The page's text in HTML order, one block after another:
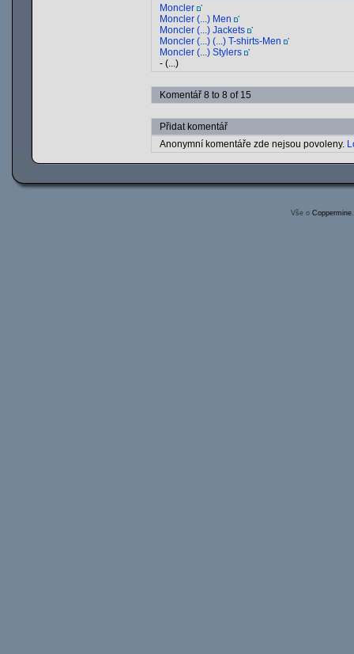
Moncler
Moncler (...) Men
Moncler (...) Jackets
Moncler (...) (...) T-shirts-Men
Moncler (...) Stylers
- (...)
Komentář 8 to 8 of 15
Přidat komentář
Anonymní komentáře zde nejsou povoleny.
Vše o Coppermine